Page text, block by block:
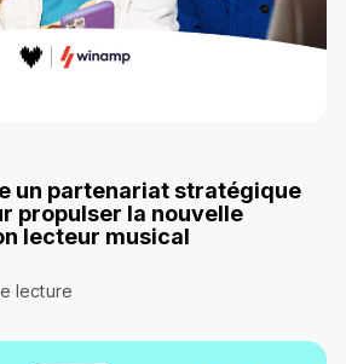
un partenariat stratégique
propulser la nouvelle
lecteur musical
lecture